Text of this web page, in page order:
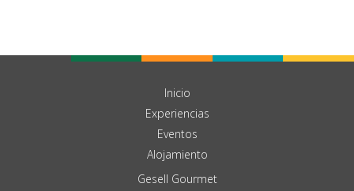
Inicio
Experiencias
Eventos
Alojamiento
Gesell Gourmet